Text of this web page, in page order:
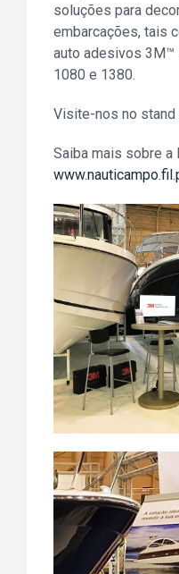
soluções para
embarcações, tais
auto adesivos
1080 e 1380.
Visite-nos no stand
Saiba mais sobre a